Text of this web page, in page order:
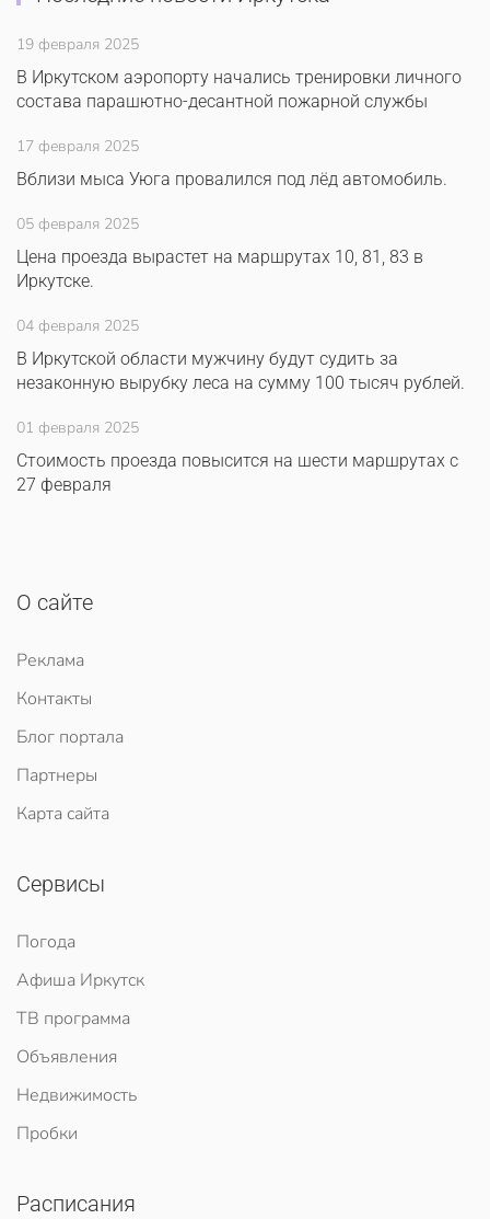
19 февраля 2025
В Иркутском аэропорту начались тренировки личного
состава парашютно-десантной пожарной службы
17 февраля 2025
Вблизи мыса Уюга провалился под лёд автомобиль.
05 февраля 2025
Цена проезда вырастет на маршрутах 10, 81, 83 в
Иркутске.
04 февраля 2025
В Иркутской области мужчину будут судить за
незаконную вырубку леса на сумму 100 тысяч рублей.
01 февраля 2025
Стоимость проезда повысится на шести маршрутах с
27 февраля
О сайте
Реклама
Контакты
Блог портала
Партнеры
Карта сайта
Сервисы
Погода
Афиша Иркутск
ТВ программа
Объявления
Недвижимость
Пробки
Расписания